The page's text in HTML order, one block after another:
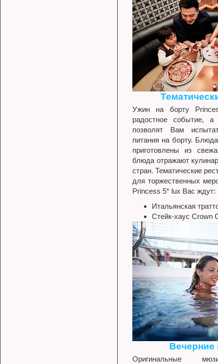
Ужин на борту
радостное событие, а
позволят Вам
питания на борту.
приготовлены из
блюда отражают
стран. Тематические
для торжественных
Princess 5* lux Вас ждут:
Итальянская
Стейк-хаус Crown
Оригинальные